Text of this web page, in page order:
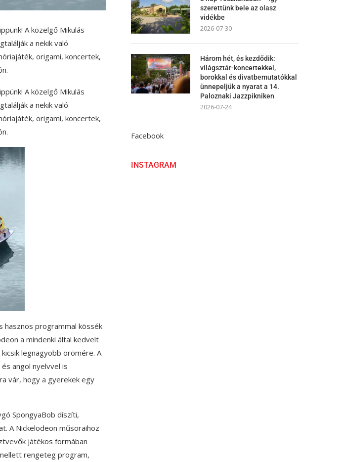
A közelgő Mikulás
a nekik való
origami, koncertek,
A közelgő Mikulás
a nekik való
origami, koncertek,
hasznos programmal kössék
a mindenki által kedvelt
legnagyobb örömére. A
angol nyelvvel is
vár, hogy a gyerekek egy
SpongyaBob díszíti,
A Nickelodeon műsoraihoz
játékos formában
rengeteg program,
szerettünk bele az olasz
vidékbe
2026-07-30
Három hét, és kezdődik:
világsztár-koncertekkel,
borokkal és divatbemutatókkal
ünnepeljük a nyarat a 14.
Paloznaki Jazzpikniken
2026-07-24
Facebook
INSTAGRAM